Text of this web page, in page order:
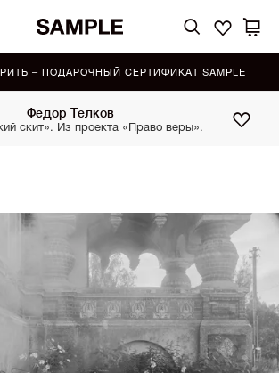
– ПОДАРОЧНЫЙ СЕРТИФИКАТ SAMPLE
Федор Телков
скит». Из проекта «Право веры».